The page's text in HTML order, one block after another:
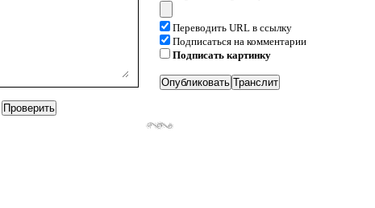
Переводить URL в ссылку
Подписаться на комментарии
Подписать картинку